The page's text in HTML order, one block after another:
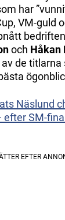
har
VM-guld
och Håkan
de
Näslund
SM-